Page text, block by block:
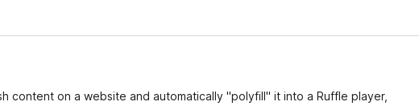
content on a website and automatically "polyfill" it into a Ruffle player,